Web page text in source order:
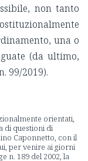
non tanto
una o
(da ultimo,
99/2019).
orientati,
di questioni di
Caponnetto, con il
per venire ai giorni
n. 189 del 2002, la